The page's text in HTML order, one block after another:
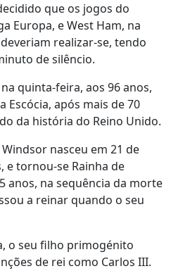
que os jogos do
Europa, e West Ham, na
realizar-se, tendo
de silêncio.
quinta-feira, aos 96 anos,
Escócia, após mais de 70
da história do Reino Unido.
nasceu em 21 de
e tornou-se Rainha de
anos, na sequência da morte
a reinar quando o seu
o seu filho primogénito
de rei como Carlos III.